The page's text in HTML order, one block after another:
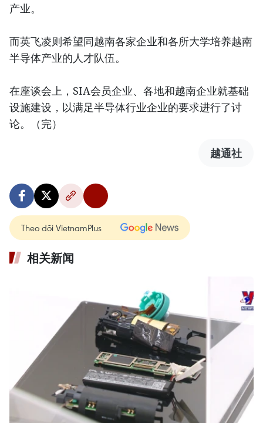
产业。
而英飞凌则希望同越南各家企业和各所大学培养越南
半导体产业的人才队伍。
在座谈会上，SIA会员企业、各地和越南企业就基础
设施建设，以满足半导体行业企业的要求进行了讨
论。（完）
越通社
Theo dõi VietnamPlus
相关新闻